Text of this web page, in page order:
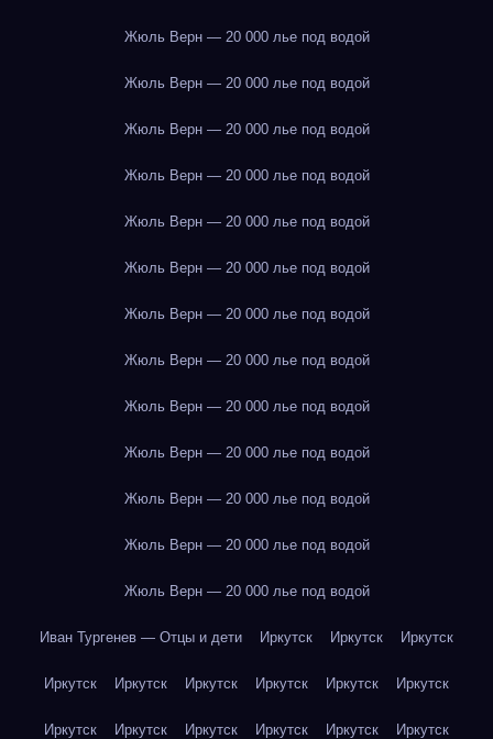
Жюль Верн — 20 000 лье под водой
Жюль Верн — 20 000 лье под водой
Жюль Верн — 20 000 лье под водой
Жюль Верн — 20 000 лье под водой
Жюль Верн — 20 000 лье под водой
Жюль Верн — 20 000 лье под водой
Жюль Верн — 20 000 лье под водой
Жюль Верн — 20 000 лье под водой
Жюль Верн — 20 000 лье под водой
Жюль Верн — 20 000 лье под водой
Жюль Верн — 20 000 лье под водой
Жюль Верн — 20 000 лье под водой
Жюль Верн — 20 000 лье под водой
Иван Тургенев — Отцы и дети Иркутск Иркутск Иркутск
Иркутск Иркутск Иркутск Иркутск Иркутск Иркутск
Иркутск Иркутск Иркутск Иркутск Иркутск Иркутск